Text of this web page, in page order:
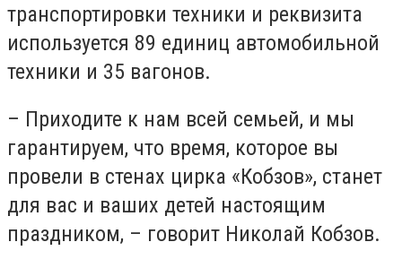
транспортировки техники и реквизита
используется 89 единиц автомобильной
техники и 35 вагонов.
– Приходите к нам всей семьей, и мы
гарантируем, что время, которое вы
провели в стенах цирка «Кобзов», станет
для вас и ваших детей настоящим
праздником, – говорит Николай Кобзов.